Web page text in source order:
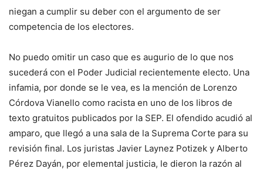
niegan a cumplir su deber con el argumento de ser
competencia de los electores.
No puedo omitir un caso que es augurio de lo que nos
sucederá con el Poder Judicial recientemente electo. Una
infamia, por donde se le vea, es la mención de Lorenzo
Córdova Vianello como racista en uno de los libros de
texto gratuitos publicados por la SEP. El ofendido acudió al
amparo, que llegó a una sala de la Suprema Corte para su
revisión final. Los juristas Javier Laynez Potizek y Alberto
Pérez Dayán, por elemental justicia, le dieron la razón al